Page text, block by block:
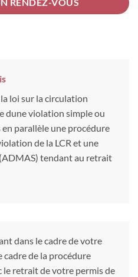
RENDEZ-VOUS
loi sur la circulation
dune violation simple ou
parallèle une procédure
de la LCR et une
tendant au retrait
dans le cadre de votre
cadre de la procédure
retrait de votre permis de